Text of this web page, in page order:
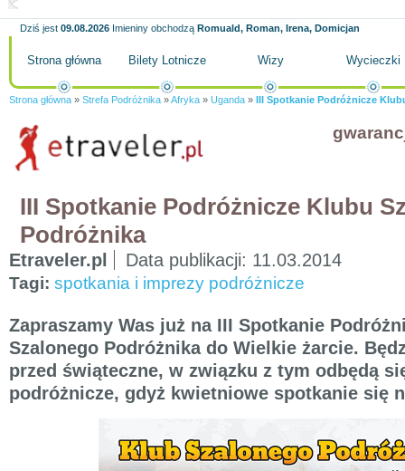
Dziś jest 09.08.2026 Imieniny obchodzą Romuald, Roman, Irena, Domicjan
Strona główna Bilety Lotnicze Wizy Wycieczki
Strona główna » Strefa Podróżnika »Afryka » Uganda » III Spotkanie Podróżnicze
III Spotkanie Podróżnicze Klubu
Podróżnika
Etraveler.pl Data publikacji: 11.03.2014
Tagi: spotkania i imprezy podróżnicze
Zapraszamy Was już na III Spotkanie
Szalonego Podróżnika do Wielkie żarcie.
przed świąteczne, w związku z tym odbędą
podróżnicze, gdyż kwietniowe spotkanie się